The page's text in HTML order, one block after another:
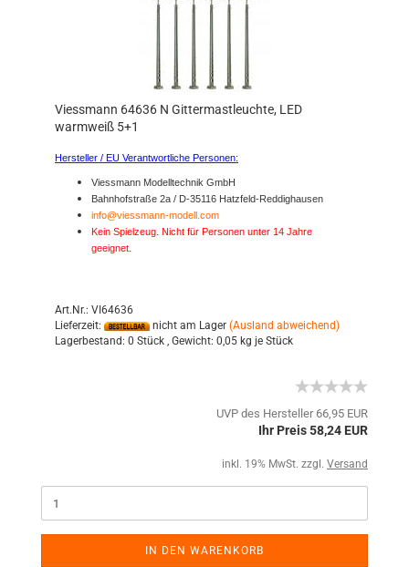
Viessmann 64636 N Gittermastleuchte, LED
warmweiß 5+1
Hersteller / EU Verantwortliche Personen:
Viessmann Modelltechnik GmbH
Bahnhofstraße 2a / D-35116 Hatzfeld-Reddighausen
info@viessmann-modell.com
Kein Spielzeug. Nicht für Personen unter 14 Jahre
geeignet.
Art.Nr.: VI64636
Lieferzeit:
nicht am Lager (Ausland abweichend)
Lagerbestand: 0 Stück , Gewicht: 0,05 kg je Stück
UVP des Hersteller 66,95 EUR
Ihr Preis 58,24 EUR
inkl. 19% MwSt. zzgl. Versand
IN DEN WARENKORB